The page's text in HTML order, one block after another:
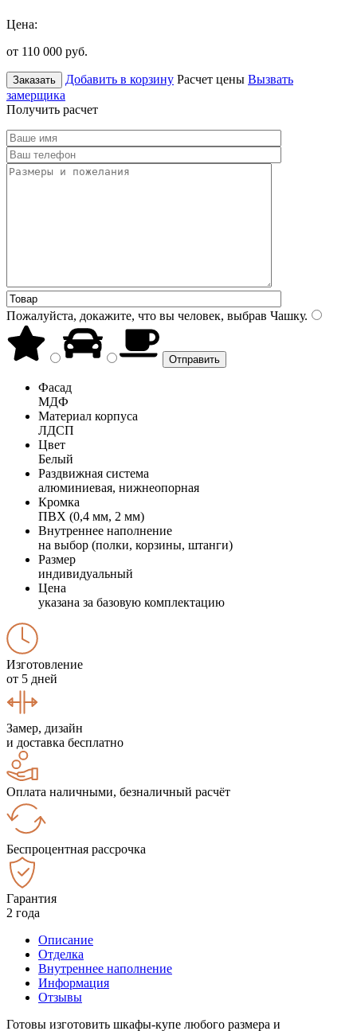
Цена:
от 110 000 руб.
Заказать Добавить в корзину Расчет цены Вызвать
замерщика
Получить расчет
Пожалуйста, докажите, что вы человек, выбрав Чашку.
Фасад
МДФ
Материал корпуса
ЛДСП
Цвет
Белый
Раздвижная система
алюминиевая, нижнеопорная
Кромка
ПВХ (0,4 мм, 2 мм)
Внутреннее наполнение
на выбор (полки, корзины, штанги)
Размер
индивидуальный
Цена
указана за базовую комплектацию
Изготовление
от 5 дней
Замер, дизайн
и доставка бесплатно
Оплата наличными, безналичный расчёт
Беспроцентная рассрочка
Гарантия
2 года
Описание
Отделка
Внутреннее наполнение
Информация
Отзывы
Готовы изготовить шкафы-купе любого размера и